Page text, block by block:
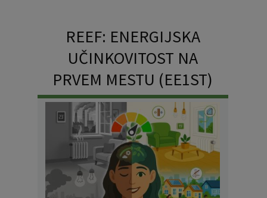
REEF: ENERGIJSKA
UČINKOVITOST NA
PRVEM MESTU (EE1ST)